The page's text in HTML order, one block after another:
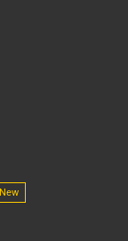
New